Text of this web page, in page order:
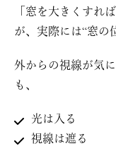
「窓を大きくすれ
が、実際には“窓の
外からの視線が気
も、
光は入る
視線は遮る